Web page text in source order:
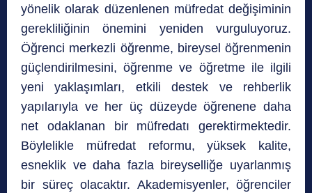
yönelik olarak düzenlenen müfredat değişiminin
gerekliliğinin önemini yeniden vurguluyoruz.
Öğrenci merkezli öğrenme, bireysel öğrenmenin
güçlendirilmesini, öğrenme ve öğretme ile ilgili
yeni yaklaşımları, etkili destek ve rehberlik
yapılarıyla ve her üç düzeyde öğrenene daha
net odaklanan bir müfredatı gerektirmektedir.
Böylelikle müfredat reformu, yüksek kalite,
esneklik ve daha fazla bireyselliğe uyarlanmış
bir süreç olacaktır. Akademisyenler, öğrenciler